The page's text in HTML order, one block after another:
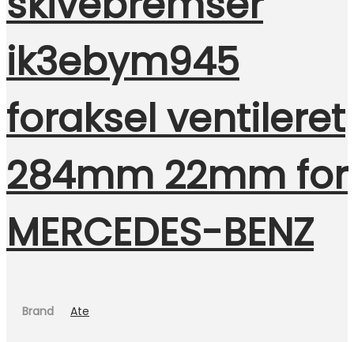
ik3ebym945
foraksel ventileret
284mm 22mm for
MERCEDES-BENZ
Brand Ate